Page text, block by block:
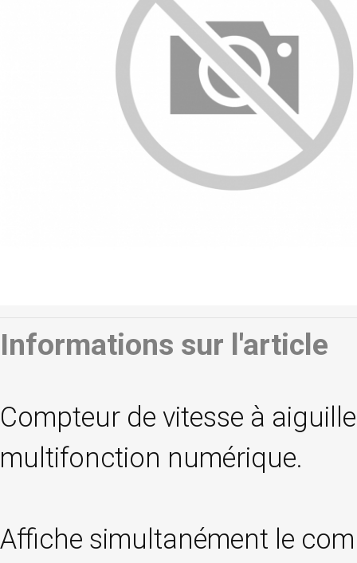
Informations sur l'article
Compteur de vitesse à
multifonction numérique.
Affiche simultanément le